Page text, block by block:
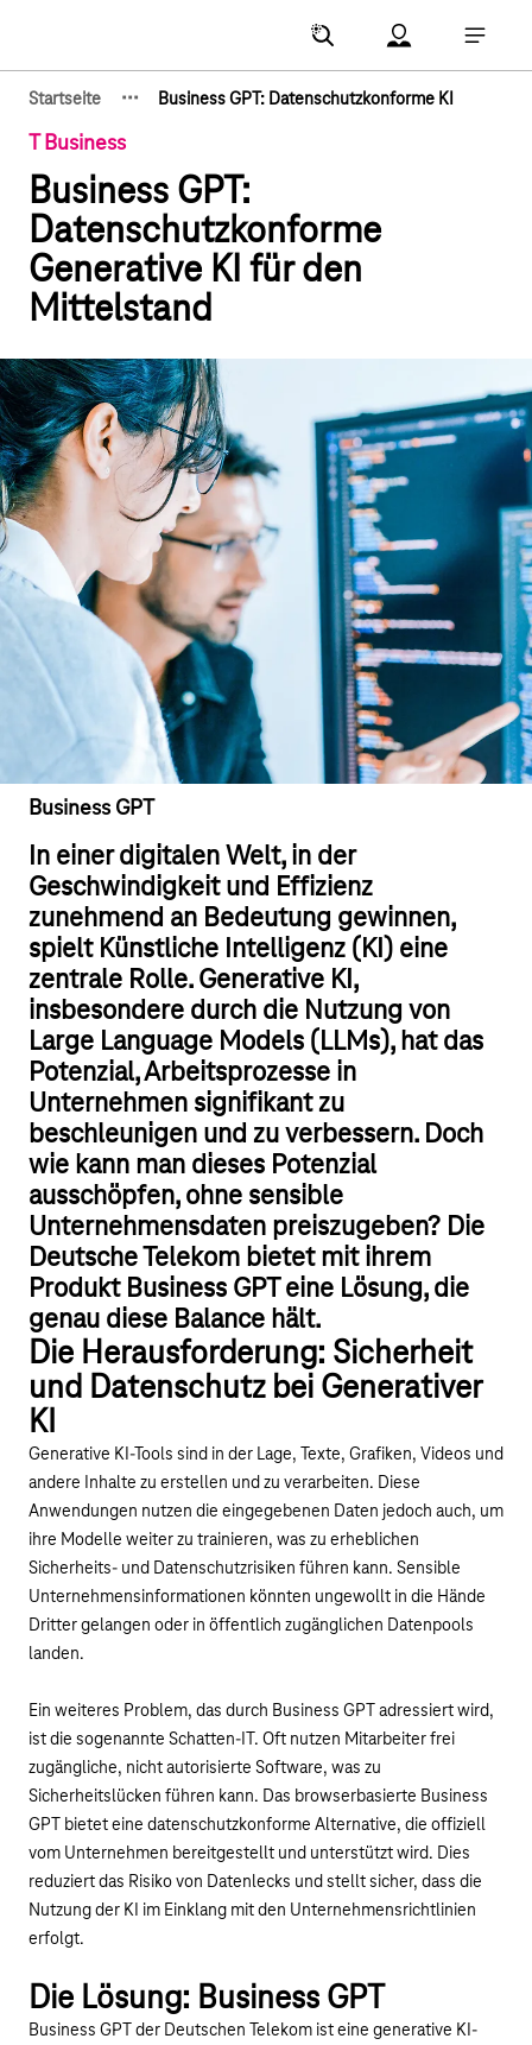
Account Menu
Startseite ··· Business GPT: Datenschutzkonforme KI
T Business
Business GPT:
Datenschutzkonforme
Generative KI für den
Mittelstand
Business GPT
In einer digitalen Welt, in der
Geschwindigkeit und Effizienz
zunehmend an Bedeutung gewinnen,
spielt Künstliche Intelligenz (KI) eine
zentrale Rolle. Generative KI,
insbesondere durch die Nutzung von
Large Language Models (LLMs), hat das
Potenzial, Arbeitsprozesse in
Unternehmen signifikant zu
beschleunigen und zu verbessern. Doch
wie kann man dieses Potenzial
ausschöpfen, ohne sensible
Unternehmensdaten preiszugeben? Die
Deutsche Telekom bietet mit ihrem
Produkt Business GPT eine Lösung, die
genau diese Balance hält.
Die Herausforderung: Sicherheit
und Datenschutz bei Generativer
KI
Generative KI-Tools sind in der Lage, Texte, Grafiken, Videos und
andere Inhalte zu erstellen und zu verarbeiten. Diese
Anwendungen nutzen die eingegebenen Daten jedoch auch, um
ihre Modelle weiter zu trainieren, was zu erheblichen
Sicherheits- und Datenschutzrisiken führen kann. Sensible
Unternehmensinformationen könnten ungewollt in die Hände
Dritter gelangen oder in öffentlich zugänglichen Datenpools
landen.
Ein weiteres Problem, das durch Business GPT adressiert wird,
ist die sogenannte Schatten-IT. Oft nutzen Mitarbeiter frei
zugängliche, nicht autorisierte Software, was zu
Sicherheitslücken führen kann. Das browserbasierte Business
GPT bietet eine datenschutzkonforme Alternative, die offiziell
vom Unternehmen bereitgestellt und unterstützt wird. Dies
reduziert das Risiko von Datenlecks und stellt sicher, dass die
Nutzung der KI im Einklang mit den Unternehmensrichtlinien
erfolgt.
Die Lösung: Business GPT
Business GPT der Deutschen Telekom ist eine generative KI-